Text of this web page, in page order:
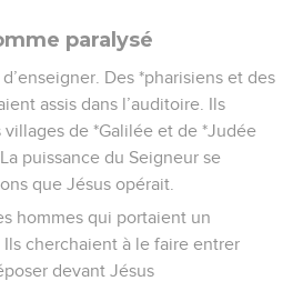
paralysé
Des *pharisiens et des
assis dans l’auditoire. Ils
de *Galilée et de *Judée
puissance du Seigneur se
que Jésus opérait.
hommes qui portaient un
Ils cherchaient à le faire entrer
devant Jésus